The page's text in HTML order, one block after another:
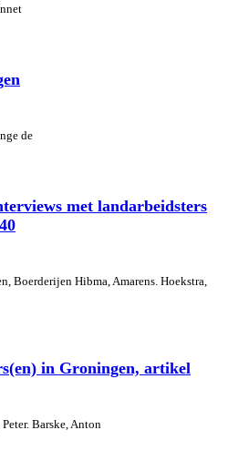
de
met landarbeidsters
Boerderijen Hibma, Amarens. Hoekstra,
in Groningen, artikel
Peter. Barske, Anton